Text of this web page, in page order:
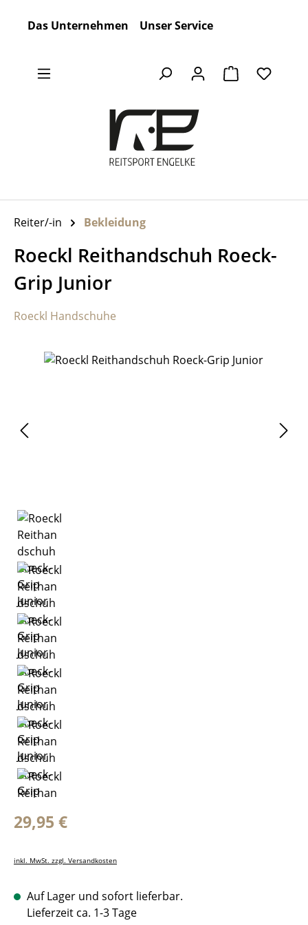
Das Unternehmen Unser Service
Warenkorb
Reiter/-in Bekleidung
Roeckl Reithandschuh Roeck-
Grip Junior
Roeckl Handschuhe
Bildergalerie überspringen
Regulärer Preis:
29,95 €
inkl. MwSt. zzgl. Versandkosten
Auf Lager und sofort lieferbar.
Lieferzeit ca. 1-3 Tage